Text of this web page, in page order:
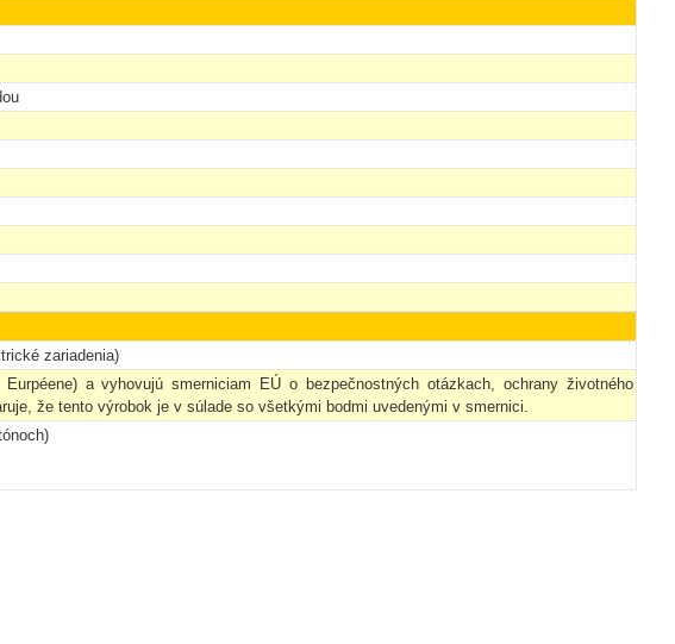
zariadenia)
a vyhovujú smerniciam EÚ o bezpečnostných otázkach, ochrany životného
že tento výrobok je v súlade so všetkými bodmi uvedenými v smernici.